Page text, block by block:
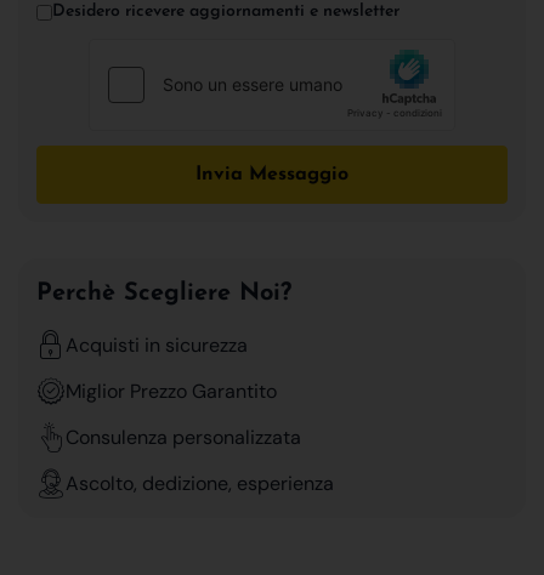
Desidero ricevere aggiornamenti e newsletter
Invia Messaggio
Perchè Scegliere Noi?
Acquisti in sicurezza
Miglior Prezzo Garantito
Consulenza personalizzata
Ascolto, dedizione, esperienza